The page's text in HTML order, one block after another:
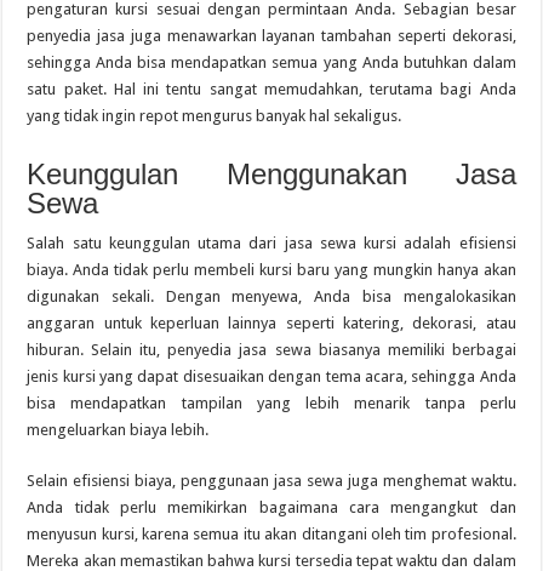
pengaturan kursi sesuai dengan permintaan Anda. Sebagian besar
penyedia jasa juga menawarkan layanan tambahan seperti dekorasi,
sehingga Anda bisa mendapatkan semua yang Anda butuhkan dalam
satu paket. Hal ini tentu sangat memudahkan, terutama bagi Anda
yang tidak ingin repot mengurus banyak hal sekaligus.
Keunggulan Menggunakan Jasa
Sewa
Salah satu keunggulan utama dari jasa sewa kursi adalah efisiensi
biaya. Anda tidak perlu membeli kursi baru yang mungkin hanya akan
digunakan sekali. Dengan menyewa, Anda bisa mengalokasikan
anggaran untuk keperluan lainnya seperti katering, dekorasi, atau
hiburan. Selain itu, penyedia jasa sewa biasanya memiliki berbagai
jenis kursi yang dapat disesuaikan dengan tema acara, sehingga Anda
bisa mendapatkan tampilan yang lebih menarik tanpa perlu
mengeluarkan biaya lebih.
Selain efisiensi biaya, penggunaan jasa sewa juga menghemat waktu.
Anda tidak perlu memikirkan bagaimana cara mengangkut dan
menyusun kursi, karena semua itu akan ditangani oleh tim profesional.
Mereka akan memastikan bahwa kursi tersedia tepat waktu dan dalam